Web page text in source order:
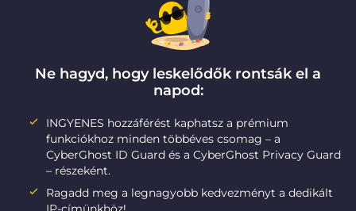
Ne hagyd, hogy leskelődők rontsák el a
napod:
INGYENES hozzáférést kaphatsz a prémium
funkciókhoz minden többéves csomag – a
CyberGhost ID Guard és a CyberGhost Privacy Guard
– részeként.
Ragadd meg a legnagyobb kedvezményt a dedikált